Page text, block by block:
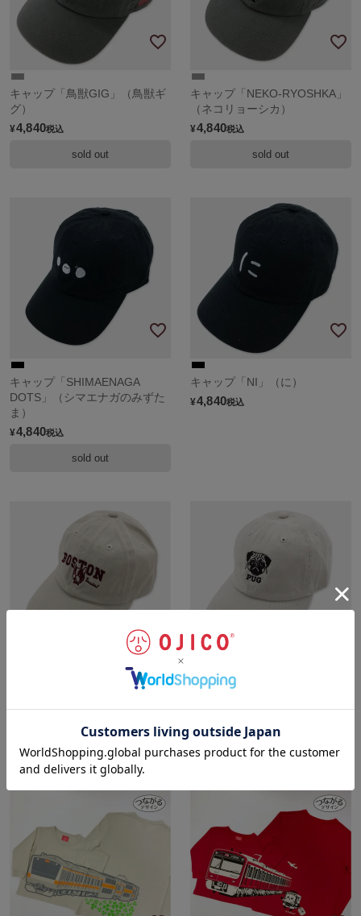
キャップ「鳥獣GIG」（鳥獣ギ
グ）
¥4,840税込
sold out
キャップ「NEKO-RYOSHKA」
（ネコリョーシカ）
¥4,840税込
sold out
キャップ「SHIMAENAGA
DOTS」（シマエナガのみずた
ま）
¥4,840税込
sold out
キャップ「NI」（に）
¥4,840税込
キャップ「BOSTON」（ボスト
sold out
キャップ「PUG」（パグ）
sold out